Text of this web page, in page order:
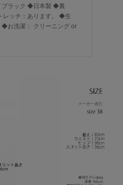
ブラック ◆日本製 ◆裏
レッチ：あります。 ◆生
お洗濯： クリーニング or